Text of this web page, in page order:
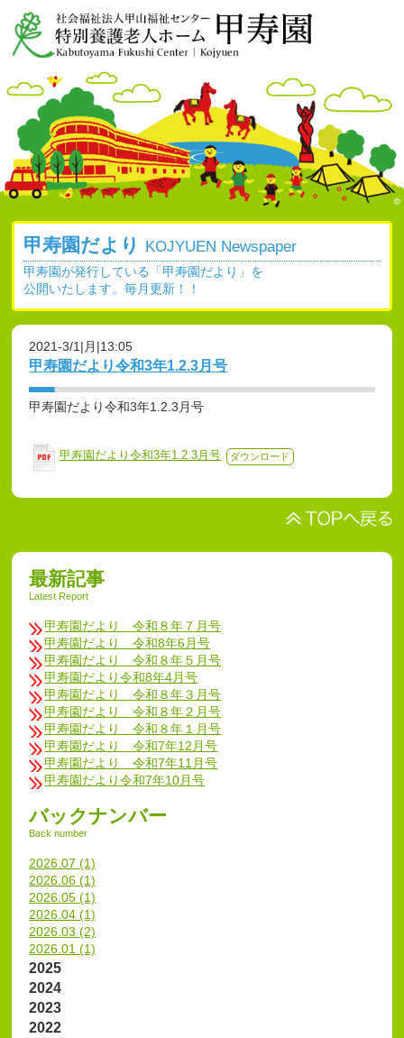
甲寿園だより KOJYUEN Newspaper
甲寿園が発行している「甲寿園だより」を
公開いたします。毎月更新！！
2021-3/1|月|13:05
甲寿園だより令和3年1.2.3月号
甲寿園だより令和3年1.2.3月号
甲寿園だより令和3年1.2.3月号 ダウンロード
最新記事
Latest Report
甲寿園だより 令和８年７月号
甲寿園だより 令和8年6月号
甲寿園だより 令和８年５月号
甲寿園だより令和8年4月号
甲寿園だより 令和８年３月号
甲寿園だより 令和８年２月号
甲寿園だより 令和８年１月号
甲寿園だより 令和7年12月号
甲寿園だより 令和7年11月号
甲寿園だより令和7年10月号
バックナンバー
Back number
2026.07 (1)
2026.06 (1)
2026.05 (1)
2026.04 (1)
2026.03 (2)
2026.01 (1)
2025
2024
2023
2022